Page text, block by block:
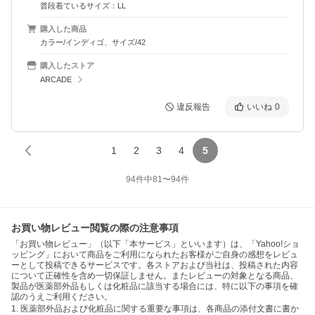
普段着ているサイズ：LL
購入した商品
カラー/インディゴ、サイズ/42
購入したストア
ARCADE
違反報告 いいね 0
1 2 3 4 5
94件中81〜94件
お買い物レビュー閲覧の際の注意事項
「お買い物レビュー」（以下「本サービス」といいます）は、「Yahoo!ショ
ッピング」において商品をご利用になられたお客様がご自身の感想をレビュ
ーとして投稿できるサービスです。各ストアおよび当社は、投稿された内容
について正確性を含め一切保証しません。またレビューの対象となる商品、
製品が医薬部外品もしくは化粧品に該当する場合には、特に以下の事項を確
認のうえご利用ください。
1. 医薬部外品および化粧品に関する重要な事項は、各商品の添付文書に書か